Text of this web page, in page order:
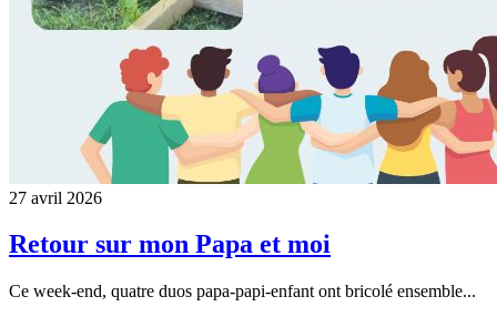
27 avril 2026
Retour sur mon Papa et moi
Ce week-end, quatre duos papa-papi-enfant ont bricolé ensemble...